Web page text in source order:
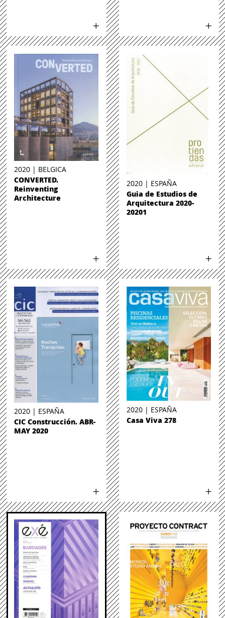
2020 | BELGICA
CONVERTED.
Reinventing
Architecture
2020 | ESPAÑA
Guia de Estudios de
Arquitectura 2020-
20201
2020 | ESPAÑA
CIC Construcción. ABR-
MAY 2020
2020 | ESPAÑA
Casa Viva 278